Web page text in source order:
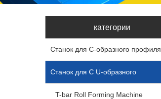
категории
Станок для С-образного профиля
стали
Станок для С U-образного
профиля
T-bar Roll Forming Machine